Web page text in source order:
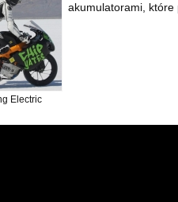
Electric
akumulatorami, które